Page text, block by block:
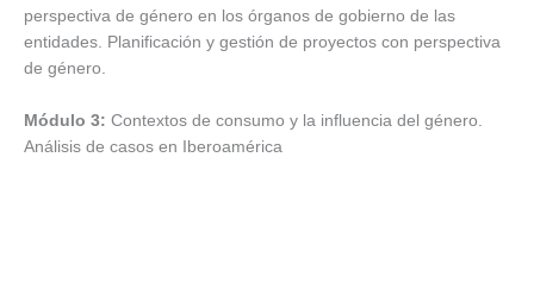
perspectiva de género en los órganos de gobierno de las
entidades. Planificación y gestión de proyectos con perspectiva
de género.
Módulo 3: Contextos de consumo y la influencia del género.
Análisis de casos en Iberoamérica